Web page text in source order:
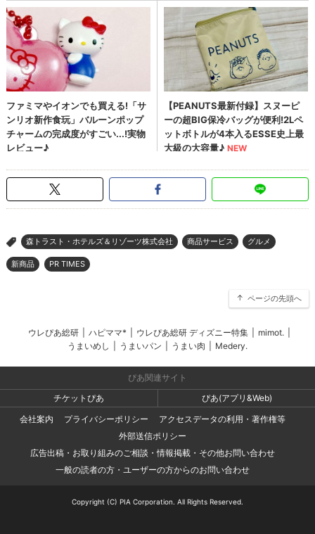
> 森トラスト・ホテルズ＆リゾーツ株式会社 商品サービス グルメ
新商品 PR TIMES
ページの先頭へ
ウレぴあ総研 ハピママ* ウレぴあ総研 ディズニー特集 mimot.
うまいめし
うまいパン うまい肉 Medery.
ぴあ関連サイト
チケットぴあ
ぴあ(アプリ&Web)
会社案内
プライバシーポリシー
アクセスデータの利用・著作権等
外部送信ポリシー
広告出稿・お取り組みのご相談・情報掲載・その他お問い合わせ
一般の読者の方・ユーザーの方からのお問い合わせ
Copyright (C) PIA Corporation. All Rights Reserved.